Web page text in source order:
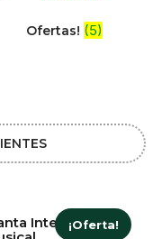
Ofertas! (5)
¡Oferta!
Interactiva